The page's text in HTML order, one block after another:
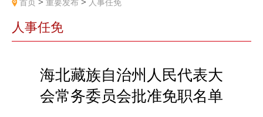
首页 > 重要发布 > 人事任免
人事任免
海北藏族自治州人民代表大
会常务委员会批准免职名单